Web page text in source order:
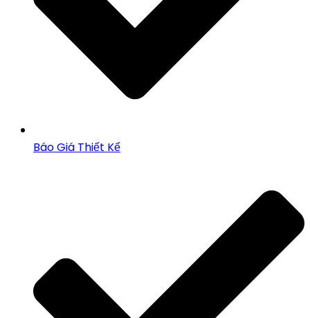
Báo Giá Thiết Kế